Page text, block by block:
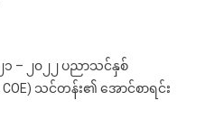
– ၂၀၂၂ ပညာသင်နှစ်
COE) သင်တန်း၏ အောင်စာရင်း